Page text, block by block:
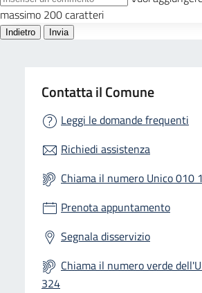
Contatta il Comune
Leggi le domande frequenti
Richiedi assistenza
Chiama il numero Unico 010
Prenota appuntamento
Segnala disservizio
Chiama il numero verde
324